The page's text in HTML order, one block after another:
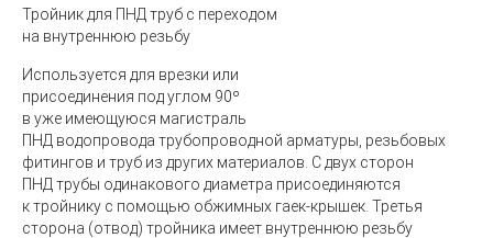
Тройник для ПНД труб с переходом
на внутреннюю резьбу
Используется для врезки или
присоединения под углом 90º
в уже имеющуюся магистраль
ПНД водопровода трубопроводной арматуры, резьбовых
фитингов и труб из других материалов. С двух сторон
ПНД трубы одинакового диаметра присоединяются
к тройнику с помощью обжимных гаек-крышек. Третья
сторона (отвод) тройника имеет внутреннюю резьбу